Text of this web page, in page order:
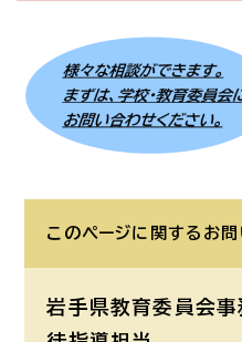
このページに関する お
岩手県教育委員会